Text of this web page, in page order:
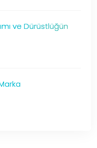
ve Dürüstlüğün